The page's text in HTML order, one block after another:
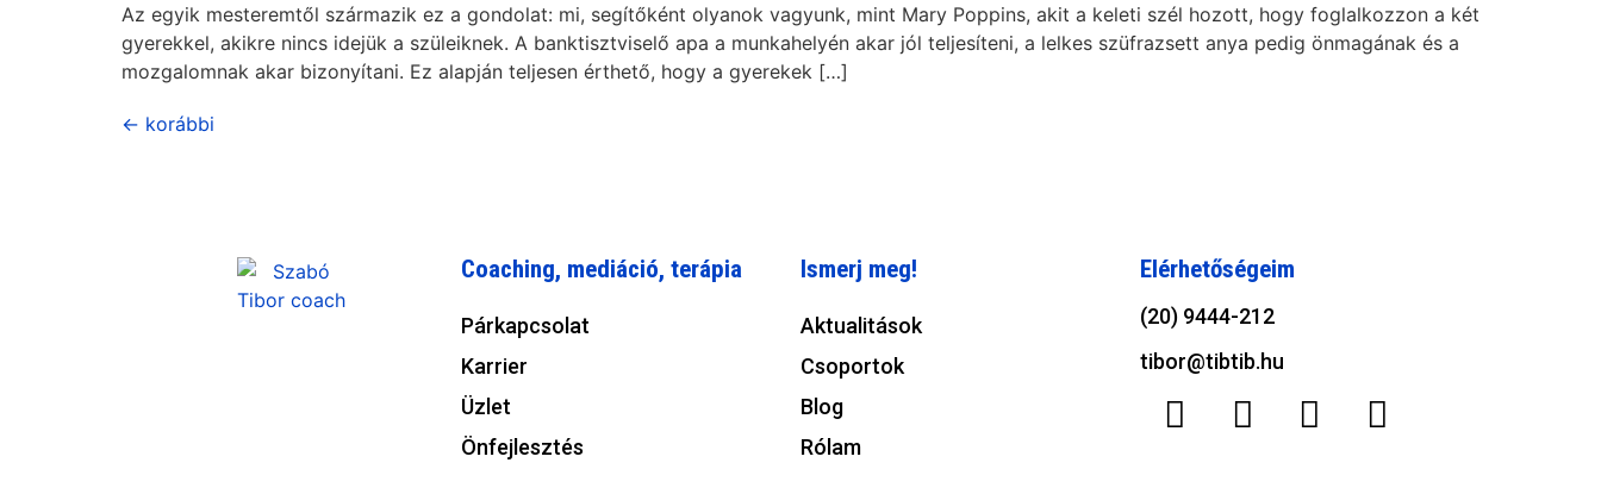
Az egyik mesteremtől származik ez a gondolat: mi, segítőként olyanok vagyunk, mint Mary Poppins, akit a keleti szél hozott, hogy foglalkozzon a két
gyerekkel, akikre nincs idejük a szüleiknek. A banktisztviselő apa a munkahelyén akar jól teljesíteni, a lelkes szüfrazsett anya pedig önmagának és a
mozgalomnak akar bizonyítani. Ez alapján teljesen érthető, hogy a gyerekek […]
← korábbi
Coaching, mediáció, terápia
Párkapcsolat
Karrier
Üzlet
Önfejlesztés
Ismerj meg!
Aktualitások
Csoportok
Blog
Rólam
Elérhetőségeim
(20) 9444-212
tibor@tibtib.hu